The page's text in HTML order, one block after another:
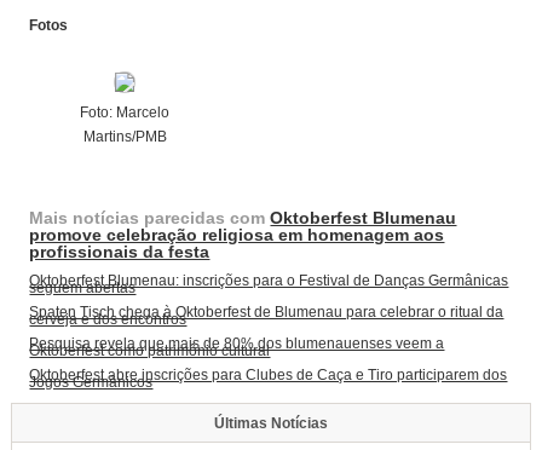
Fotos
Foto: Marcelo
Martins/PMB
Mais notícias parecidas comOktoberfest Blumenau
promove celebração religiosa em homenagem aos
profissionais da festa
Oktoberfest Blumenau: inscrições para o Festival de Danças Germânicas
seguem abertas
Spaten Tisch chega à Oktoberfest de Blumenau para celebrar o ritual da
cerveja e dos encontros
Pesquisa revela que mais de 80% dos blumenauenses veem a
Oktoberfest como patrimônio cultural
Oktoberfest abre inscrições para Clubes de Caça e Tiro participarem dos
Jogos Germânicos
Últimas Notícias